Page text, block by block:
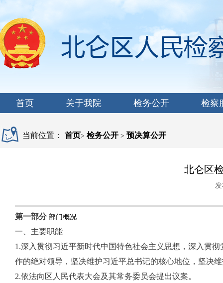
首页 关于我院 检务公开 检察
当前位置： 首页> 检务公开 > 预决算公开
北仑区
发
第一部分部门概况
一、主要职能
1.深入贯彻习近平新时代中国特色社会主义思想，深入贯
作的绝对领导，坚决维护习近平总书记的核心地位，坚决
2.依法向区人民代表大会及其常务委员会提出议案。